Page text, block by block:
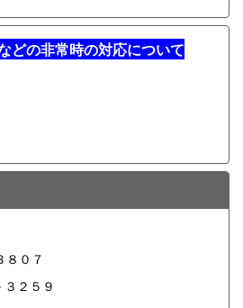
どの非常時の対応について
８０７
－３２５９